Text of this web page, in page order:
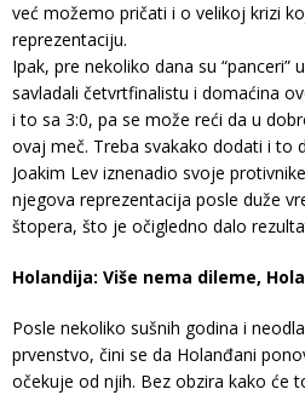
već možemo pričati i o velikoj krizi
reprezentaciju.
Ipak, pre nekoliko dana su “panceri”
savladali četvrtfinalistu i domaćina
i to sa 3:0, pa se može reći da u
ovaj meč. Treba svakako dodati i to
Joakim Lev iznenadio svoje
njegova reprezentacija posle duže
štopera, što je očigledno dalo
Holandija: Više nema dileme,
Posle nekoliko sušnih godina i
prvenstvo, čini se da Holanđani
očekuje od njih. Bez obzira kako će